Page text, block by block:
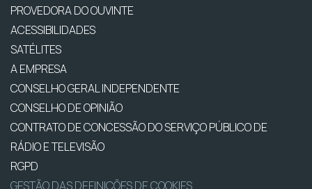
PROVEDORA DO OUVINTE
ACESSIBILIDADES
SATÉLITES
A EMPRESA
CONSELHO GERAL INDEPENDENTE
CONSELHO DE OPINIÃO
CONTRATO DE CONCESSÃO DO SERVIÇO PÚBLICO DE
RÁDIO E TELEVISÃO
RGPD
GESTÃO DAS DEFINIÇÕES DE COOKIES